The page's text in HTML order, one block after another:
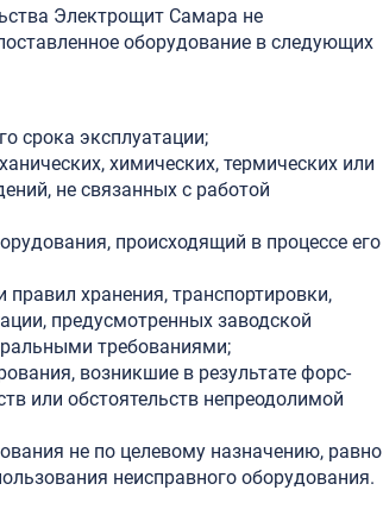
Электрощит Самара не
оборудование в следующих
срока эксплуатации;
химических, термических или
не связанных с работой
происходящий в процессе его
правил хранения, транспортировки,
предусмотренных заводской
требованиями;
возникшие в результате форс-
или обстоятельств непреодолимой
не по целевому назначению, равно
неисправного оборудования.